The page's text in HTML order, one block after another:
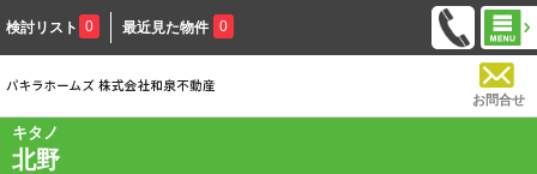
検討リスト 0 最近見た物件 0
お問合せ
キタノ
北野